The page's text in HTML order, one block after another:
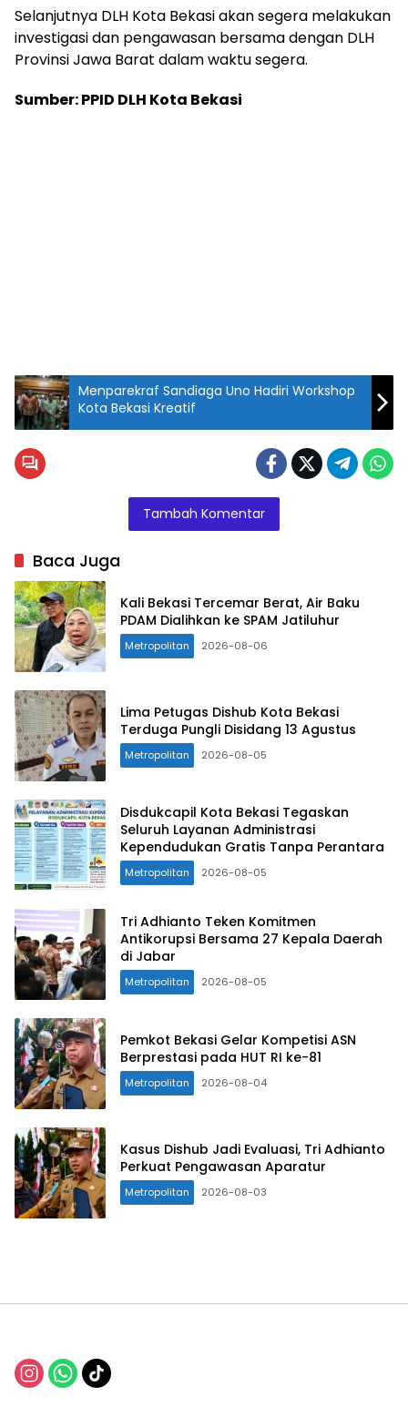
Selanjutnya DLH Kota Bekasi akan segera melakukan
investigasi dan pengawasan bersama dengan DLH
Provinsi Jawa Barat dalam waktu segera.
Sumber: PPID DLH Kota Bekasi
Menparekraf Sandiaga Uno Hadiri Workshop
Kota Bekasi Kreatif
Tambah Komentar
Baca Juga
Kali Bekasi Tercemar Berat, Air Baku
PDAM Dialihkan ke SPAM Jatiluhur
Metropolitan 2026-08-06
Lima Petugas Dishub Kota Bekasi
Terduga Pungli Disidang 13 Agustus
Metropolitan 2026-08-05
Disdukcapil Kota Bekasi Tegaskan
Seluruh Layanan Administrasi
Kependudukan Gratis Tanpa Perantara
Metropolitan 2026-08-05
Tri Adhianto Teken Komitmen
Antikorupsi Bersama 27 Kepala Daerah
di Jabar
Metropolitan 2026-08-05
Pemkot Bekasi Gelar Kompetisi ASN
Berprestasi pada HUT RI ke-81
Metropolitan 2026-08-04
Kasus Dishub Jadi Evaluasi, Tri Adhianto
Perkuat Pengawasan Aparatur
Metropolitan 2026-08-03